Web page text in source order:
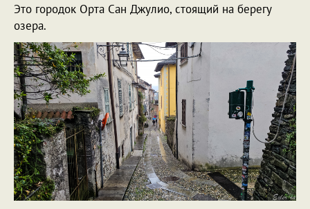
Это городок Орта Сан Джулио, стоящий на берегу
озера.